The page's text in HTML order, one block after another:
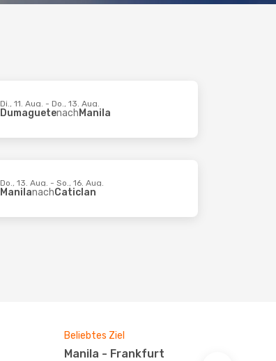
Di., 11. Aug. - Do., 13. Aug.
DumaguetenachManila
Do., 13. Aug. - So., 16. Aug.
ManilanachCaticlan
Beliebtes Ziel
Manila - Frankfurt